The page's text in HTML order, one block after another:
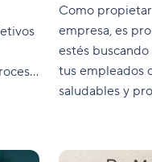
Como
empresa, es
estés
tus empleados
saludables y
física en el